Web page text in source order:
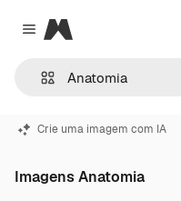
Close menu
Magnific
Crie uma imagem com IA
Imagens Anatomia